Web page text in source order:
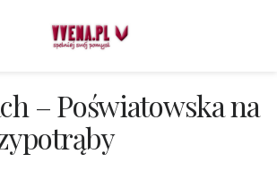
– Poświatowska na